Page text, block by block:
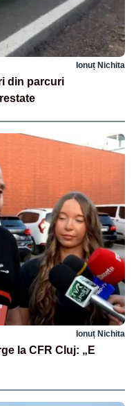
Ionuț Nichita
din parcuri
Ionuț Nichita
la CFR Cluj: „E